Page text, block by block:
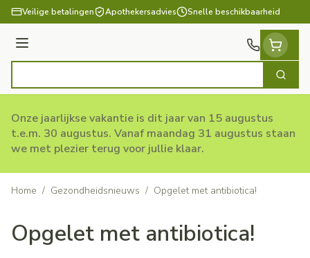
Ga naar de inhoud
Veilige betalingen Apothekersadvies Snelle beschikbaarheid
Menu
Zoek
Onze jaarlijkse vakantie is dit jaar van 15 augustus
t.e.m. 30 augustus. Vanaf maandag 31 augustus staan
we met plezier terug voor jullie klaar.
Home / Gezondheidsnieuws / Opgelet met antibiotica!
Opgelet met antibiotica!